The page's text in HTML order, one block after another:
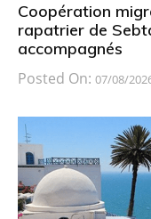
Coopération
rapatrier de
accompagnés
Posted On: 07/08/